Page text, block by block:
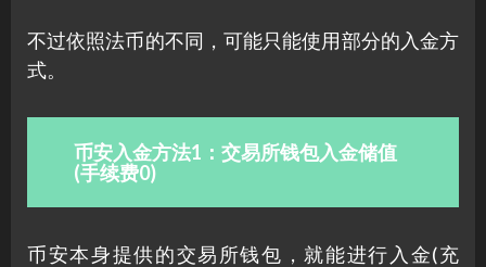
不过依照法币的不同，可能只能使用部分的入金方
式。
币安入金方法1：交易所钱包入金储值
(手续费0)
币安本身提供的交易所钱包，就能进行入金(充